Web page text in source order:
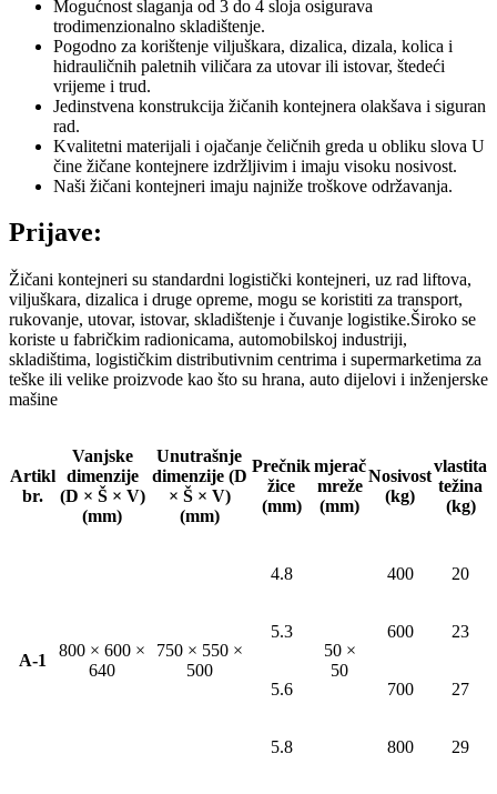
Mogućnost slaganja od 3 do 4 sloja osigurava
trodimenzionalno skladištenje.
Pogodno za korištenje viljuškara, dizalica, dizala, kolica i
hidrauličnih paletnih viličara za utovar ili istovar, štedeći
vrijeme i trud.
Jedinstvena konstrukcija žičanih kontejnera olakšava i siguran
rad.
Kvalitetni materijali i ojačanje čeličnih greda u obliku slova U
čine žičane kontejnere izdržljivim i imaju visoku nosivost.
Naši žičani kontejneri imaju najniže troškove održavanja.
Prijave:
Žičani kontejneri su standardni logistički kontejneri, uz rad liftova,
viljuškara, dizalica i druge opreme, mogu se koristiti za transport,
rukovanje, utovar, istovar, skladištenje i čuvanje logistike.Široko se
koriste u fabričkim radionicama, automobilskoj industriji,
skladištima, logističkim distributivnim centrima i supermarketima za
teške ili velike proizvode kao što su hrana, auto dijelovi i inženjerske
mašine
Artikl
br.
Vanjske
dimenzije
(D × Š × V)
(mm)
Unutrašnje
dimenzije (D
× Š × V)
(mm)
Prečnik
žice
(mm)
mjerač
mreže
(mm)
Nosivost
(kg)
vlastita
težina
(kg)
A-1
800 × 600 ×
640
750 × 550 ×
500
4.8
50 ×
50
400 20
5.3 600 23
5.6 700 27
5.8 800 29